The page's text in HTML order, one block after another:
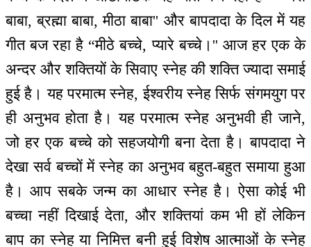
बाबा, ब्रह्मा बाबा, मीठा बाबा'' और बापदादा के दिल में यह
गीत बज रहा है “मीठे बच्चे, प्यारे बच्चे।'' आज हर एक के
अन्दर और शक्तियों के सिवाए स्नेह की शक्ति ज्यादा समाई
हुई है। यह परमात्म स्नेह, ईश्वरीय स्नेह सिर्फ संगमयुग पर
ही अनुभव होता है। यह परमात्म स्नेह अनुभवी ही जाने,
जो हर एक बच्चे को सहजयोगी बना देता है। बापदादा ने
देखा सर्व बच्चों में स्नेह का अनुभव बहुत-बहुत समाया हुआ
है। आप सबके जन्म का आधार स्नेह है। ऐसा कोई भी
बच्चा नहीं दिखाई देता, और शक्तियां कम भी हों लेकिन
बाप का स्नेह या निमित्त बनी हुई विशेष आत्माओं के स्नेह